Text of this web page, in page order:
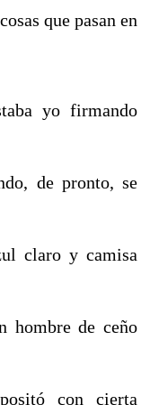
que pasan en
yo firmando
de pronto, se
claro y camisa
hombre de ceño
con cierta